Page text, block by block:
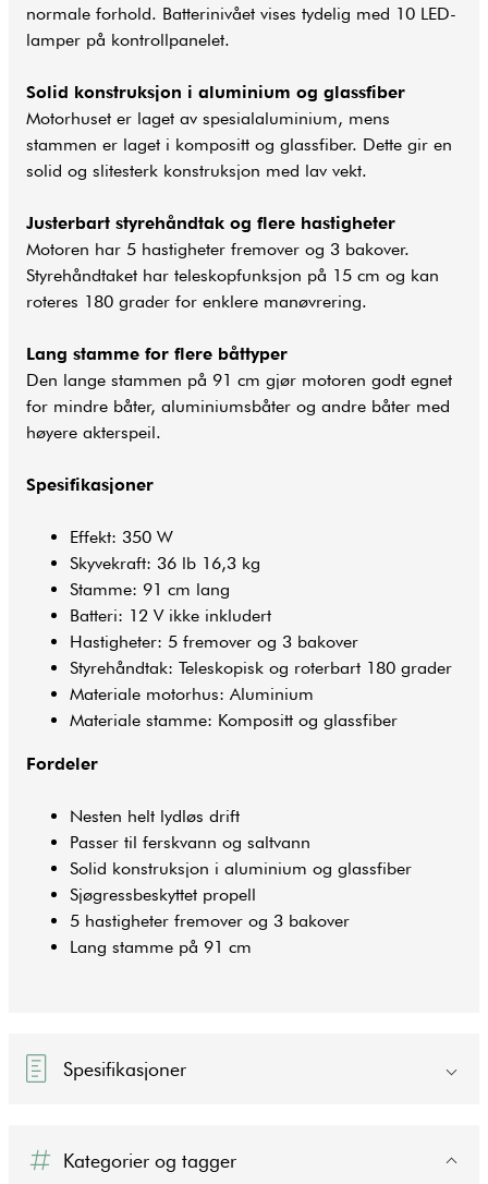
normale forhold. Batterinivået vises tydelig med 10 LED-
lamper på kontrollpanelet.
Solid konstruksjon i aluminium og glassfiber
Motorhuset er laget av spesialaluminium, mens
stammen er laget i kompositt og glassfiber. Dette gir en
solid og slitesterk konstruksjon med lav vekt.
Justerbart styrehåndtak og flere hastigheter
Motoren har 5 hastigheter fremover og 3 bakover.
Styrehåndtaket har teleskopfunksjon på 15 cm og kan
roteres 180 grader for enklere manøvrering.
Lang stamme for flere båttyper
Den lange stammen på 91 cm gjør motoren godt egnet
for mindre båter, aluminiumsbåter og andre båter med
høyere akterspeil.
Spesifikasjoner
Effekt: 350 W
Skyvekraft: 36 lb 16,3 kg
Stamme: 91 cm lang
Batteri: 12 V ikke inkludert
Hastigheter: 5 fremover og 3 bakover
Styrehåndtak: Teleskopisk og roterbart 180 grader
Materiale motorhus: Aluminium
Materiale stamme: Kompositt og glassfiber
Fordeler
Nesten helt lydløs drift
Passer til ferskvann og saltvann
Solid konstruksjon i aluminium og glassfiber
Sjøgressbeskyttet propell
5 hastigheter fremover og 3 bakover
Lang stamme på 91 cm
Spesifikasjoner
Kategorier og tagger